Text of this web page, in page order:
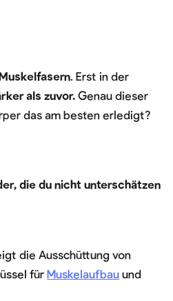
. Erst in der
als zuvor. Genau dieser
das am besten erledigt?
die du nicht unterschätzen
die Ausschüttung von
fürMuskelaufbau und